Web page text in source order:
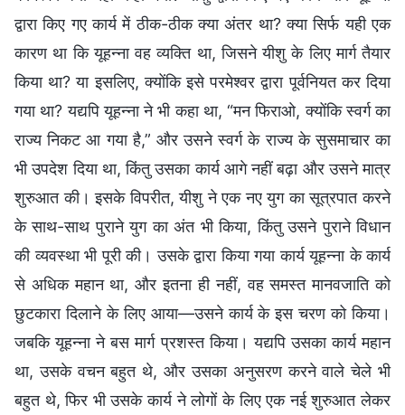
द्वारा किए गए कार्य में ठीक-ठीक क्या अंतर था? क्या सिर्फ यही एक
कारण था कि यूहन्ना वह व्यक्ति था, जिसने यीशु के लिए मार्ग तैयार
किया था? या इसलिए, क्योंकि इसे परमेश्वर द्वारा पूर्वनियत कर दिया
गया था? यद्यपि यूहन्ना ने भी कहा था, “मन फिराओ, क्योंकि स्वर्ग का
राज्य निकट आ गया है,” और उसने स्वर्ग के राज्य के सुसमाचार का
भी उपदेश दिया था, किंतु उसका कार्य आगे नहीं बढ़ा और उसने मात्र
शुरुआत की। इसके विपरीत, यीशु ने एक नए युग का सूत्रपात करने
के साथ-साथ पुराने युग का अंत भी किया, किंतु उसने पुराने विधान
की व्यवस्था भी पूरी की। उसके द्वारा किया गया कार्य यूहन्ना के कार्य
से अधिक महान था, और इतना ही नहीं, वह समस्त मानवजाति को
छुटकारा दिलाने के लिए आया—उसने कार्य के इस चरण को किया।
जबकि यूहन्ना ने बस मार्ग प्रशस्त किया। यद्यपि उसका कार्य महान
था, उसके वचन बहुत थे, और उसका अनुसरण करने वाले चेले भी
बहुत थे, फिर भी उसके कार्य ने लोगों के लिए एक नई शुरुआत लेकर